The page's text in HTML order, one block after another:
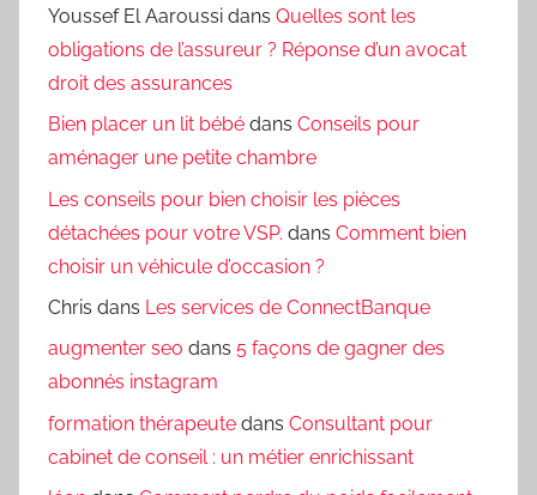
Youssef El Aaroussi dans Quelles sont les
obligations de l’assureur ? Réponse d’un avocat
droit des assurances
Bien placer un lit bébé dans Conseils pour
aménager une petite chambre
Les conseils pour bien choisir les pièces
détachées pour votre VSP. dans Comment bien
choisir un véhicule d’occasion ?
Chris dans Les services de ConnectBanque
augmenter seo dans 5 façons de gagner des
abonnés instagram
formation thérapeute dans Consultant pour
cabinet de conseil : un métier enrichissant